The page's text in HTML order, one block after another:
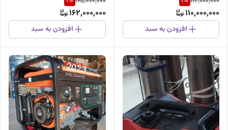
110,000,000
افزودن به سبد
162,000,000
افزودن به سبد